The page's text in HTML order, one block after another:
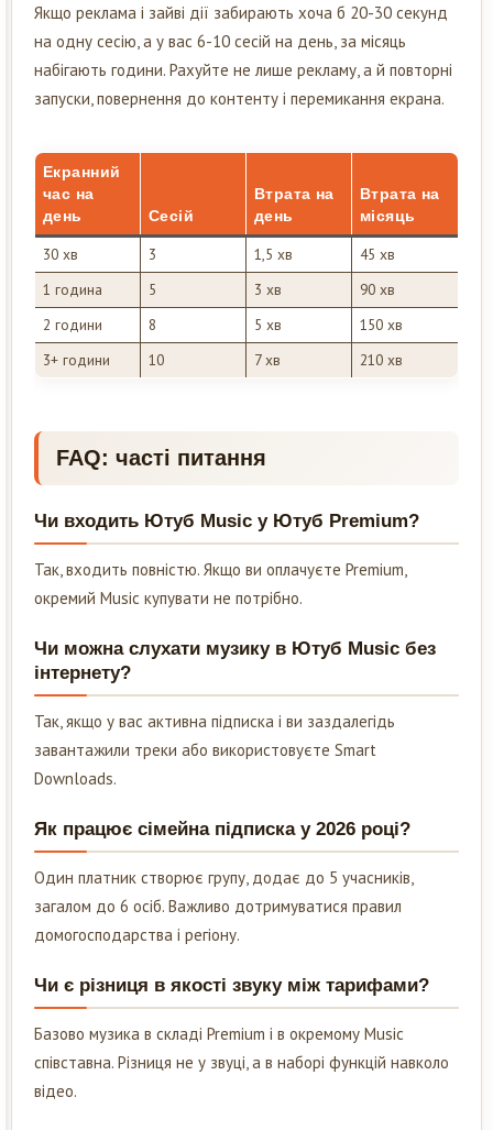
Якщо реклама і зайві дії забирають хоча б 20-30 секунд
на одну сесію, а у вас 6-10 сесій на день, за місяць
набігають години. Рахуйте не лише рекламу, а й повторні
запуски, повернення до контенту і перемикання екрана.
Екранний
час на
день
Сесій
Втрата на
день
Втрата на
місяць
30 хв 3 1,5 хв
45 хв
1 година
5 3 хв
90 хв
2 години
8 5 хв
150 хв
3+ години
10 7 хв 210 хв
FAQ: часті питання
Чи входить Ютуб Music у Ютуб Premium?
Так, входить повністю. Якщо ви оплачуєте Premium,
окремий Music купувати не потрібно.
Чи можна слухати музику в Ютуб Music без
інтернету?
Так, якщо у вас активна підписка і ви заздалегідь
завантажили треки або використовуєте Smart
Downloads.
Як працює сімейна підписка у 2026 році?
Один платник створює групу, додає до 5 учасників,
загалом до 6 осіб. Важливо дотримуватися правил
домогосподарства і регіону.
Чи є різниця в якості звуку між тарифами?
Базово музика в складі Premium і в окремому Music
співставна. Різниця не у звуці, а в наборі функцій навколо
відео.